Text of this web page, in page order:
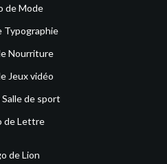
de Mode
Typographie
Nourriture
Jeux vidéo
de sport
de Lettre
de Lion